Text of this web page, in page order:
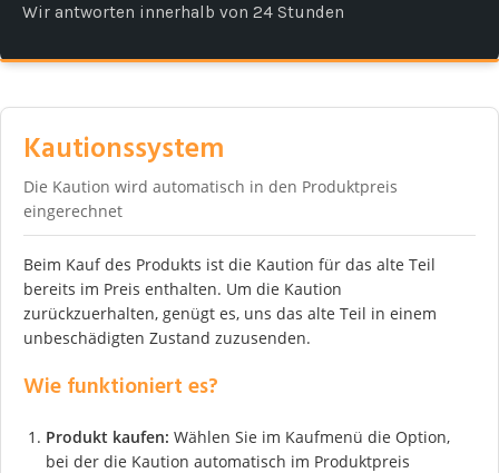
Wir antworten innerhalb von 24 Stunden
Kautionssystem
Die Kaution wird automatisch in den Produktpreis
eingerechnet
Beim Kauf des Produkts ist die Kaution für das alte Teil
bereits im Preis enthalten. Um die Kaution
zurückzuerhalten, genügt es, uns das alte Teil in einem
unbeschädigten Zustand zuzusenden.
Wie funktioniert es?
Produkt kaufen: Wählen Sie im Kaufmenü die Option,
bei der die Kaution automatisch im Produktpreis